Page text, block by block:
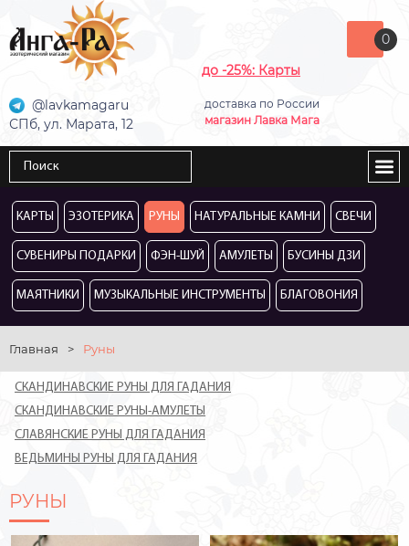
до -25%: Карты
доставка по России
магазин Лавка Мага
@lavkamagaru
СПб, ул. Марата, 12
0
КАРТЫ ЭЗОТЕРИКА РУНЫ НАТУРАЛЬНЫЕ КАМНИ СВЕЧИ
СУВЕНИРЫ ПОДАРКИ ФЭН-ШУЙ АМУЛЕТЫ БУСИНЫ ДЗИ
МАЯТНИКИ МУЗЫКАЛЬНЫЕ ИНСТРУМЕНТЫ БЛАГОВОНИЯ
Главная > Руны
СКАНДИНАВСКИЕ РУНЫ ДЛЯ ГАДАНИЯ
СКАНДИНАВСКИЕ РУНЫ-АМУЛЕТЫ
СЛАВЯНСКИЕ РУНЫ ДЛЯ ГАДАНИЯ
ВЕДЬМИНЫ РУНЫ ДЛЯ ГАДАНИЯ
РУНЫ